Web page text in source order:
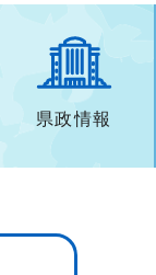
県政情報